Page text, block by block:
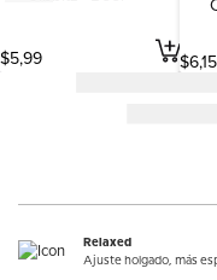
$5,99 $6,15
Relaxed
Ajuste holgado, más